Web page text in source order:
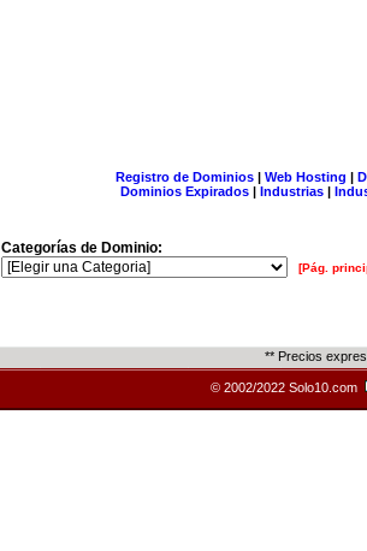
Registro de Dominios| Web Hosting |
Dominios Expirados | Industrias |
Categorías de Dominio:
[Pág.
** Precios
© 2002/2022 Solo10.com